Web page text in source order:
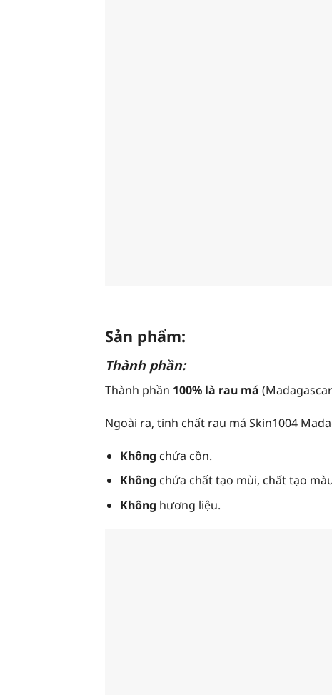
Sản phẩm:
Thành phần:
Thành phần 100% là rau má
Ngoài ra, tinh chất rau má Skin1004
Không chứa cồn.
Không chứa chất tạo mùi, chất tạo
Không hương liệu.